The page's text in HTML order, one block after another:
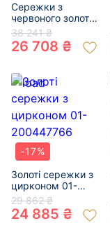
Сережки з
червоного золота
з цирконом 01-
200330303
38 241 ₴
26 708 ₴
-17%
Золоті сережки з
цирконом 01-
200447766
29 862 ₴
24 885 ₴